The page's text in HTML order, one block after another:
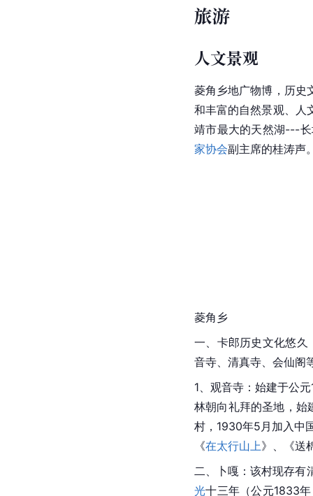
旅游
人文景观
菱角乡地广物博，历史
和丰富的自然景观、人
靖市最大的天然湖---
家协会副主席的桂涛声
菱角乡
一、卡郎历史文化悠
音寺、清真寺、会仙阁
1、观音寺 ：始建于公
林朝向礼拜的圣地，始
村，1930年5月加入中
《在太行山上》、《送
二、卜嘎：该村现存有
光十三年（公元1833